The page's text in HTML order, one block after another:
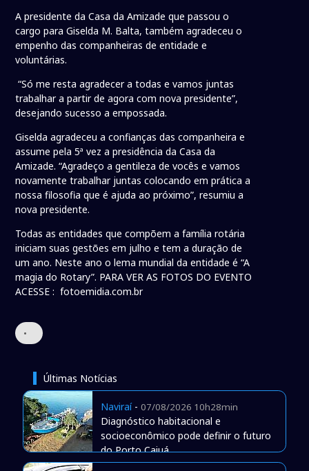
A presidente da Casa da Amizade que passou o
cargo para Giselda M. Balta, também agradeceu o
empenho das companheiras de entidade e
voluntárias.
“Só me resta agradecer a todas e vamos juntas
trabalhar a partir de agora com nova presidente”,
desejando sucesso a empossada.
Giselda agradeceu a confianças das companheira e
assume pela 5ª vez a presidência da Casa da
Amizade. “Agradeço a gentileza de vocês e vamos
novamente trabalhar juntas colocando em prática a
nossa filosofia que é ajuda ao próximo”, resumiu a
nova presidente.
Todas as entidades que compõem a família rotária
iniciam suas gestões em julho e tem a duração de
um ano. Neste ano o lema mundial da entidade é “A
magia do Rotary”. PARA VER AS FOTOS DO EVENTO
ACESSE : fotoemidia.com.br
•
Últimas Notícias
Naviraí- 07/08/2026 10h28min
Diagnóstico habitacional e
socioeconômico pode definir o futuro
do Porto Caiuá